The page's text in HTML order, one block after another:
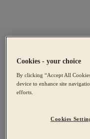
Cookies - your choice
By clicking “Accept All
device to enhance site
efforts.
Cookies